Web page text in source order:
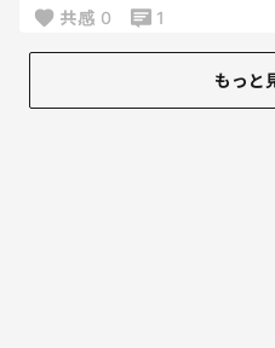
共感 0 1
もっと